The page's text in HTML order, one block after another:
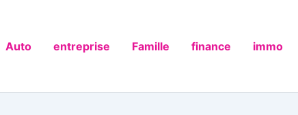
Auto entreprise Famille finance immo